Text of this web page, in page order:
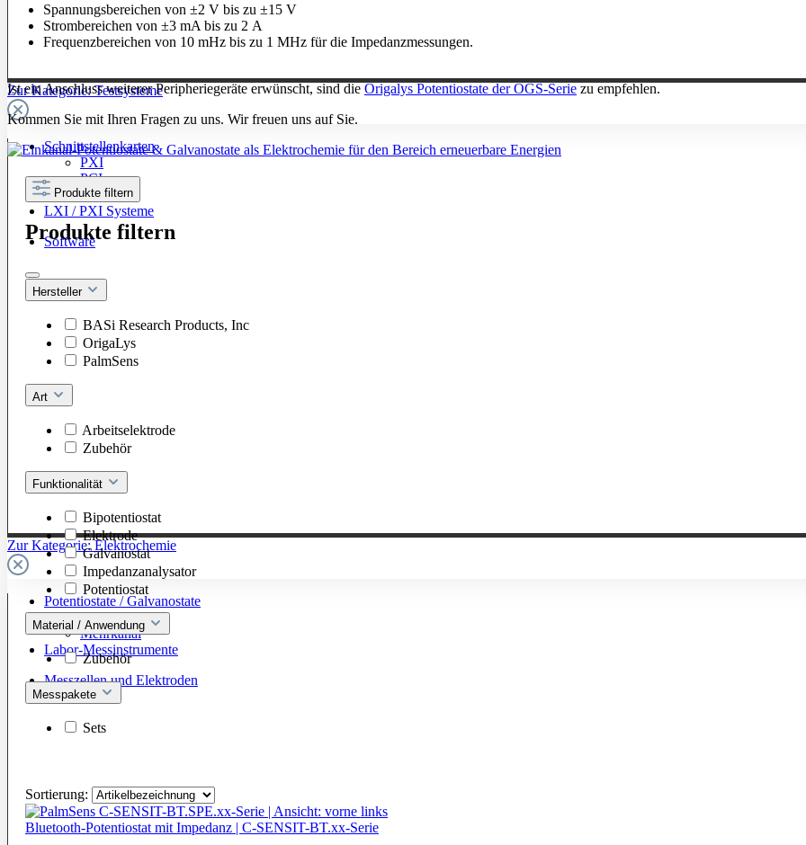
Zur Kategorie: Testsysteme
Schnittstellenkarten
PXI
PCI
GPIB
LXI / PXI Systeme
Software
Zur Kategorie: Elektrochemie
Potentiostate / Galvanostate
Einkanal
Mehrkanal
Labor-Messinstrumente
Messzellen und Elektroden
Spannungsbereichen von ±2 V bis zu ±15 V
Strombereichen von ±3 mA bis zu 2 A
Frequenzbereichen von 10 mHz bis zu 1 MHz für die Impedanzmessungen.
Ist ein Anschluss weiterer Peripheriegeräte erwünscht, sind die Origalys Potentiostate der OGS-Serie zu empfehlen.
Kommen Sie mit Ihren Fragen zu uns. Wir freuen uns auf Sie.
Produkte filtern
Produkte filtern
Hersteller
BASi Research Products, Inc
OrigaLys
PalmSens
Art
Arbeitselektrode
Zubehör
Funktionalität
Bipotentiostat
Elektrode
Galvanostat
Impedanzanalysator
Potentiostat
Material / Anwendung
Zubehör
Messpakete
Sets
Sortierung:
Bluetooth-Potentiostat mit Impedanz | C-SENSIT-BT.xx-Serie